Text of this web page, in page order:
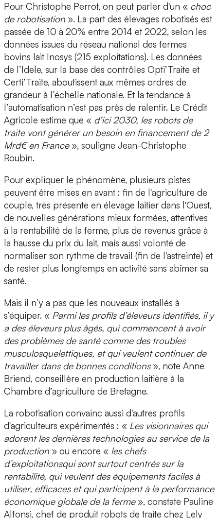
Pour Christophe Perrot, on peut parler d'un « choc
de robotisation ». La part des élevages robotisés est
passée de 10 à 20% entre 2014 et 2022, selon les
données issues du réseau national des fermes
bovins lait Inosys (215 exploitations). Les données
de l’Idele, sur la base des contrôles Opti’Traite et
Certi’Traite, aboutissent aux mêmes ordres de
grandeur à l’échelle nationale. Et la tendance à
l’automatisation n’est pas près de ralentir. Le Crédit
Agricole estime que « d’ici 2030, les robots de
traite vont générer un besoin en financement de 2
Mrd€ en France», souligne Jean-Christophe
Roubin.
Pour expliquer le phénomène, plusieurs pistes
peuvent être mises en avant : fin de l'agriculture de
couple, très présente en élevage laitier dans l'Ouest,
de nouvelles générations mieux formées, attentives
à la rentabilité de la ferme, plus de revenus grâce à
la hausse du prix du lait, mais aussi volonté de
normaliser son rythme de travail (fin de l'astreinte) et
de rester plus longtemps en activité sans abîmer sa
santé.
Mais il n’y a pas que les nouveaux installés à
s’équiper. « Parmi les profils d’éleveurs identifiés, il y
a des éleveurs plus âgés, qui commencent à avoir
des problèmes de santé comme des troubles
musculosquelettiques, et qui veulent continuer de
travailler dans de bonnes conditions », note Anne
Briend, conseillère en production laitière à la
Chambre d’agriculture de Bretagne.
La robotisation convainc aussi d'autres profils
d'agriculteurs expérimentés : « Les visionnaires qui
adorent les dernières technologies au service de la
production » ou encore « les chefs
d’exploitationsqui sont surtout centrés sur la
rentabilité, qui veulent des équipements faciles à
utiliser, efficaces et qui participent à la performance
économique globale de la ferme», constate Pauline
Alfonsi, chef de produit robots de traite chez Lely